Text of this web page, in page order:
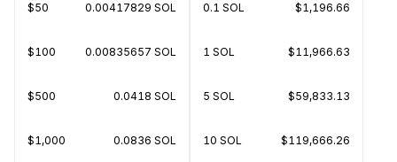
$50 0.00417829 SOL
$100 0.00835657 SOL
$500 0.0418 SOL
$1,000 0.0836 SOL
0.1 SOL $1,196.66
1 SOL $11,966.63
5 SOL $59,833.13
10 SOL $119,666.26